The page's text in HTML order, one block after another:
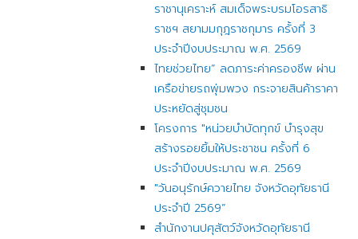
ราชานุเคราะห์ สมเด็จพระบรมโอรสาธิ
ราชฯ สยามมกุฎราชกุมาร ครั้งที่ 3
ประจำปีงบประมาณ พ.ศ. 2569
ไทยช่วยไทย” ลดภาระค่าครองชีพ ผ่าน
เครือข่ายรถพุ่มพวง กระจายสินค้าราคา
ประหยัดสู่ชุมชน
โครงการ "หน่วยบำบัดทุกข์ บำรุงสุข
สร้างรอยยิ้มให้ประชาชน ครั้งที่ 6
ประจำปีงบประมาณ พ.ศ. 2569
"วันอนุรักษ์ควายไทย จังหวัดอุทัยธานี
ประจำปี 2569”
สำนักงานปศุสัตว์จังหวัดอุทัยธานี